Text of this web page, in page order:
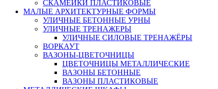
СКАМЕЙКИ ПЛАСТИКОВЫЕ
МАЛЫЕ АРХИТЕКТУРНЫЕ ФОРМЫ
УЛИЧНЫЕ БЕТОННЫЕ УРНЫ
УЛИЧНЫЕ ТРЕНАЖЕРЫ
УЛИЧНЫЕ СИЛОВЫЕ ТРЕНАЖЁРЫ
ВОРКАУТ
ВАЗОНЫ-ЦВЕТОЧНИЦЫ
ЦВЕТОЧНИЦЫ МЕТАЛЛИЧЕСКИЕ
ВАЗОНЫ БЕТОННЫЕ
ВАЗОНЫ ПЛАСТИКОВЫЕ